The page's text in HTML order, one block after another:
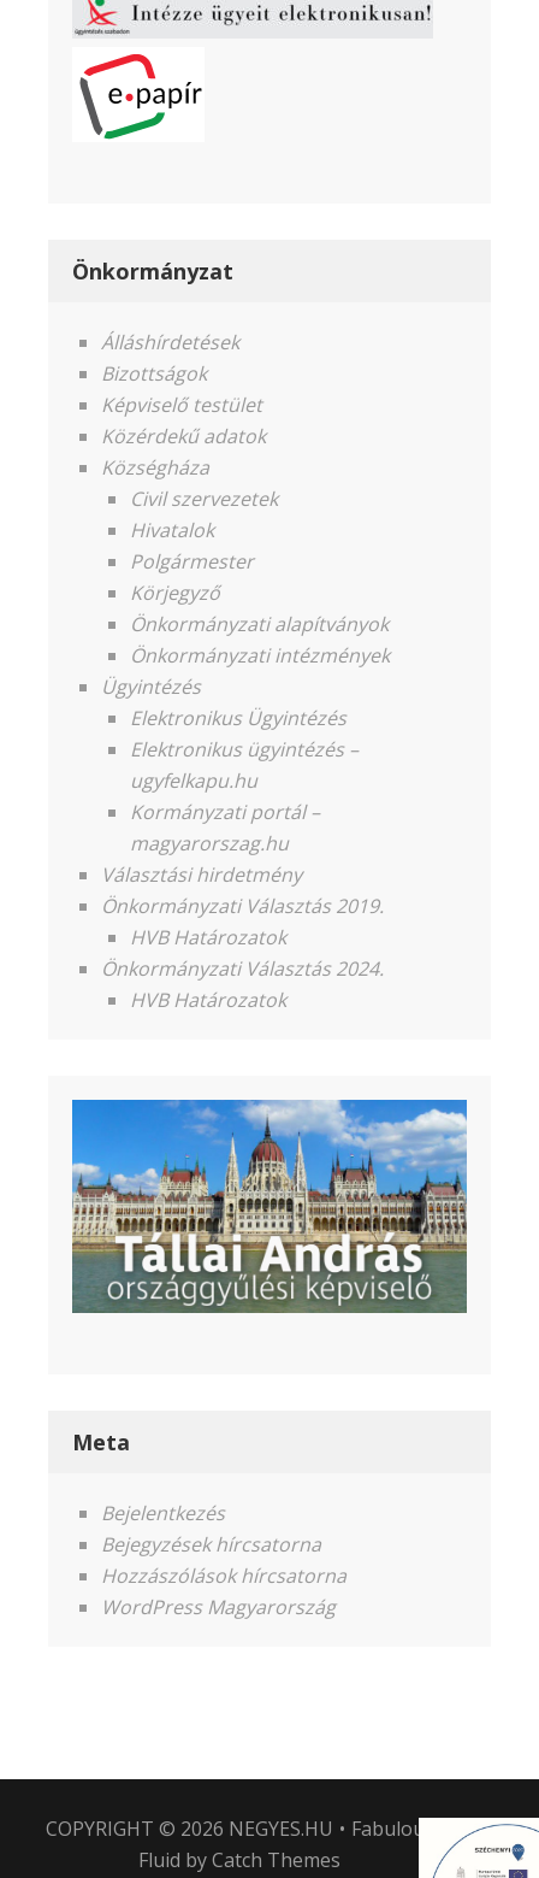
Önkormányzat
Álláshírdetések
Bizottságok
Képviselő testület
Közérdekű adatok
Községháza
Civil szervezetek
Hivatalok
Polgármester
Körjegyző
Önkormányzati alapítványok
Önkormányzati intézmények
Ügyintézés
Elektronikus Ügyintézés
Elektronikus ügyintézés –
ugyfelkapu.hu
Kormányzati portál –
magyarorszag.hu
Választási hirdetmény
Önkormányzati Választás 2019.
HVB Határozatok
Önkormányzati Választás 2024.
HVB Határozatok
Meta
Bejelentkezés
Bejegyzések hírcsatorna
Hozzászólások hírcsatorna
WordPress Magyarország
COPYRIGHT © 2026 NEGYES.HU • Fabulous
Fluid byCatch Themes